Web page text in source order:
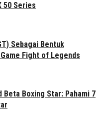
50 Series
Sebagai Bentuk
Fight of Legends
Beta Boxing Star: Pahami 7